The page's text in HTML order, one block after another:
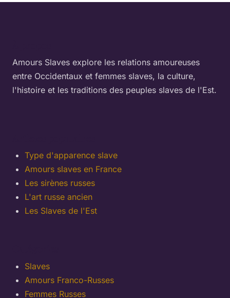
Amours Slaves explore les relations amoureuses
entre Occidentaux et femmes slaves, la culture,
l'histoire et les traditions des peuples slaves de l'Est.
Type d'apparence slave
Amours slaves en France
Les sirènes russes
L'art russe ancien
Les Slaves de l'Est
Slaves
Amours Franco-Russes
Femmes Russes